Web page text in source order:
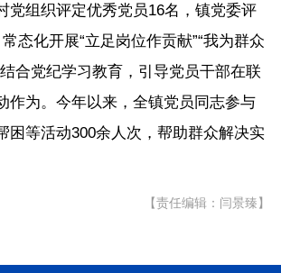
党组织评定优秀党员16名，镇党委评
态化开展“立足岗位作贡献”“我为群众
合党纪学习教育，引导党员干部在联
作为。今年以来，全镇党员同志参与
困等活动300余人次，帮助群众解决实
【责任编辑：闫景臻】